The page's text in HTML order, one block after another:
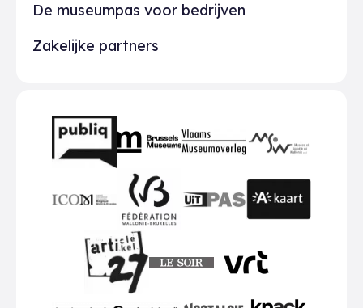
De museumpas voor bedrijven
Zakelijke partners
Partners
FWB
Art 27